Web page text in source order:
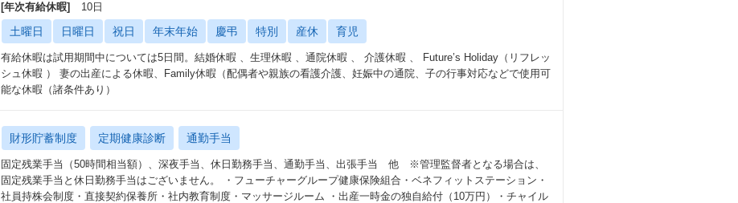
[年次有給休暇]
10日
土曜日 日曜日 祝日 年末年始 慶弔 特別 産休 育児
有給休暇は試用期間中については5日間。結婚休暇 、生理休暇 、通院休暇 、 介護休暇 、 Future’s Holiday（リフレッ
シュ休暇 ） 妻の出産による休暇、Family休暇（配偶者や親族の看護介護、妊娠中の通院、子の行事対応などで使用可
能な休暇（諸条件あり）
財形貯蓄制度 定期健康診断 通勤手当
固定残業手当（50時間相当額）、深夜手当、休日勤務手当、通勤手当、出張手当 他 ※管理監督者となる場合は、
固定残業手当と休日勤務手当はございません。 ・フューチャーグループ健康保険組合・ベネフィットステーション・
社員持株会制度・直接契約保養所・社内教育制度・マッサージルーム ・出産一時金の独自給付（10万円）・チャイル